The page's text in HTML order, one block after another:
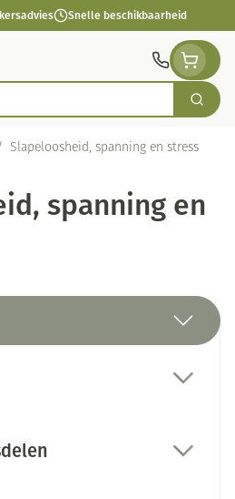
Snelle beschikbaarheid
Zoek
Slapeloosheid, spanning en stress
spanning en